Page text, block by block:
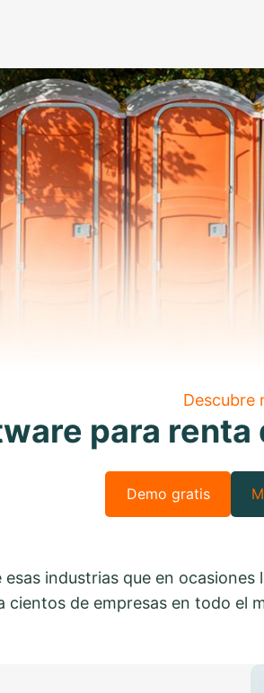
Descubre
para
Demo gratis
industrias que en
cientos de empresas en todo el